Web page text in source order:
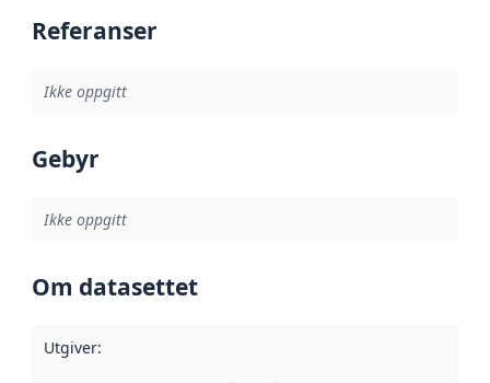
Referanser
Ikke oppgitt
Gebyr
Ikke oppgitt
Om datasettet
Utgiver: